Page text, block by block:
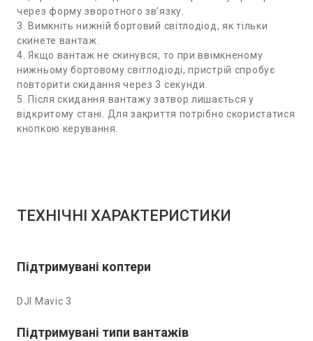
через форму зворотного зв’язку.
3. Вимкніть нижній бортовий світлодіод, як тільки
скинете вантаж.
4. Якщо вантаж не скинувся, то при ввімкненому
нижньому бортовому світлодіоді, пристрій спробує
повторити скидання через 3 секунди.
5. Після скидання вантажу затвор лишається у
відкритому стані. Для закриття потрібно скористатися
кнопкою керування.
ТЕХНІЧНІ ХАРАКТЕРИСТИКИ
Підтримувані коптери
DJI Mavic 3
Підтримувані типи вантажів